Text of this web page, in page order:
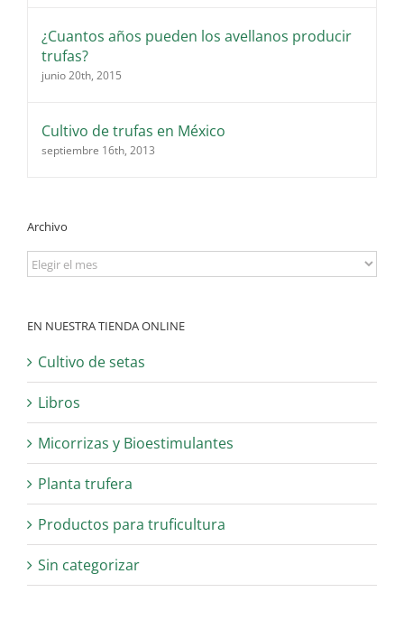
¿Cuantos años pueden los avellanos producir
trufas?
junio 20th, 2015
Cultivo de trufas en México
septiembre 16th, 2013
Archivo
Archivo
EN NUESTRA TIENDA ONLINE
Cultivo de setas
Libros
Micorrizas y Bioestimulantes
Planta trufera
Productos para truficultura
Sin categorizar